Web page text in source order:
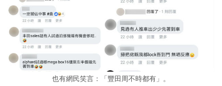
也有網民笑言：「豐田周不時都有」。